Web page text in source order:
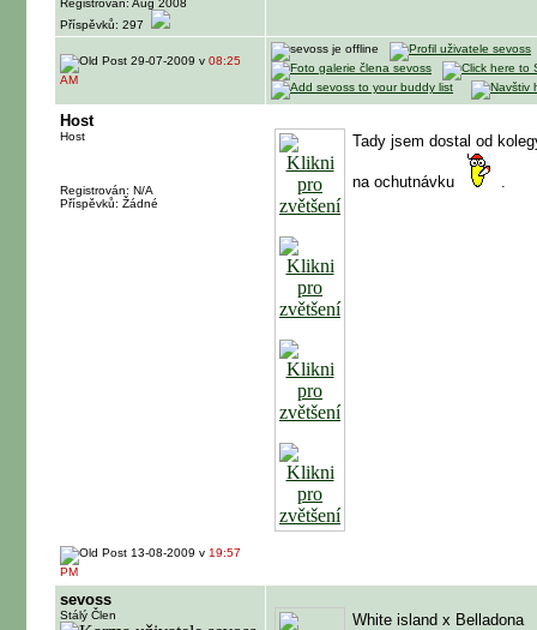
Registrován: Aug 2008
Příspěvků: 297
29-07-2009 v 08:25
AM
Host
Host
Registrován: N/A
Příspěvků: Žádné
Tady jsem dostal od
na ochutnávku .
13-08-2009 v 19:57
PM
sevoss
Stálý Člen White island x Belladona